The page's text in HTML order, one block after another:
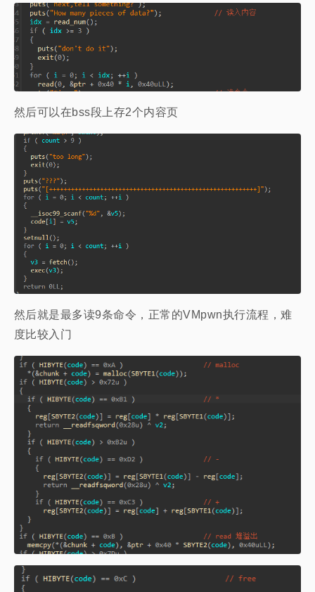
然后可以在bss段上存2个内容页
然后就是最多读9条命令，正常的VMpwn执行流程，难
度比较入门